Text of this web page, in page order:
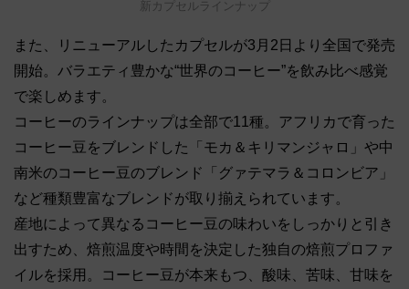
新カプセルラインナップ
また、リニューアルしたカプセルが3月2日より全国で発売
開始。バラエティ豊かな“世界のコーヒー”を飲み比べ感覚
で楽しめます。
コーヒーのラインナップは全部で11種。アフリカで育った
コーヒー豆をブレンドした「モカ＆キリマンジャロ」や中
南米のコーヒー豆のブレンド「グァテマラ＆コロンビア」
など種類豊富なブレンドが取り揃えられています。
産地によって異なるコーヒー豆の味わいをしっかりと引き
出すため、焙煎温度や時間を決定した独自の焙煎プロファ
イルを採用。コーヒー豆が本来もつ、酸味、苦味、甘味を